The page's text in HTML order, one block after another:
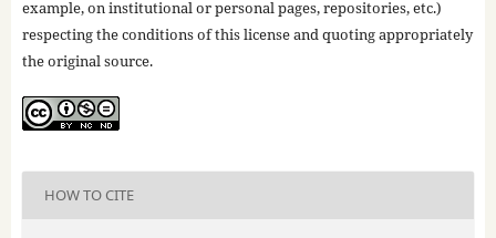
example, on institutional or personal pages, repositories, etc.)
respecting the conditions of this license and quoting appropriately
the original source.
HOW TO CITE